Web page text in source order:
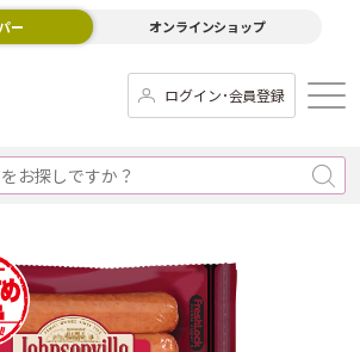
ー オンラインショップ
ログイン･会員登録